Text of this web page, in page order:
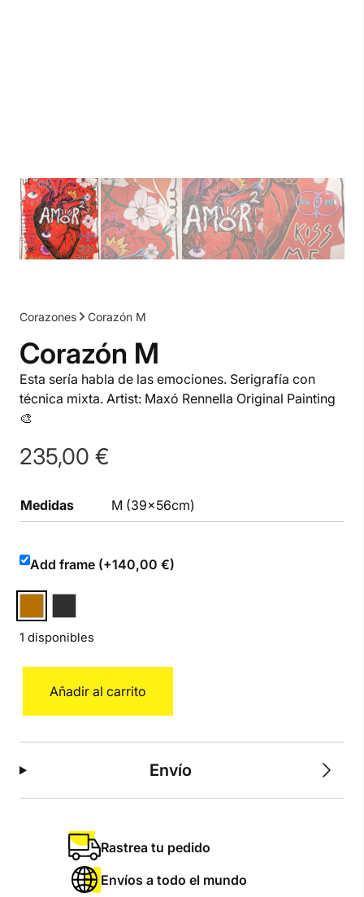
Corazones Corazón M
Corazón M
Esta sería habla de las emociones. Serigrafía con
técnica mixta. Artist: Maxó Rennella Original Painting
🎨
235,00 €
Medidas M (39x56cm)
Add frame (+140,00 €)
1 disponibles
cantidad
Añadir al carrito
Envío
Rastrea tu pedido
Envíos a todo el mundo